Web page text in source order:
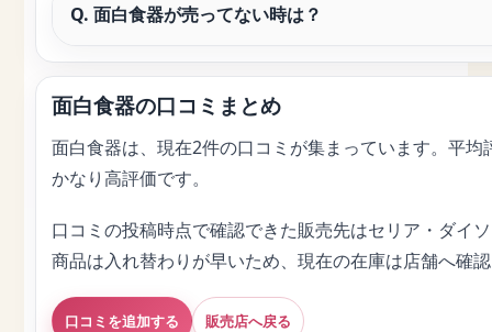
Q. 面白食器が売ってない時は？
面白食器の口コミまとめ
面白食器は、現在2件の口コミが集まっています。平均
かなり高評価です。
口コミの投稿時点で確認できた販売先はセリア・ダイ
商品は入れ替わりが早いため、現在の在庫は店舗へ確
口コミを追加する 販売店へ戻る